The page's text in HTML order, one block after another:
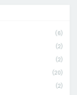
(6)
(2)
(2)
(20)
(2)